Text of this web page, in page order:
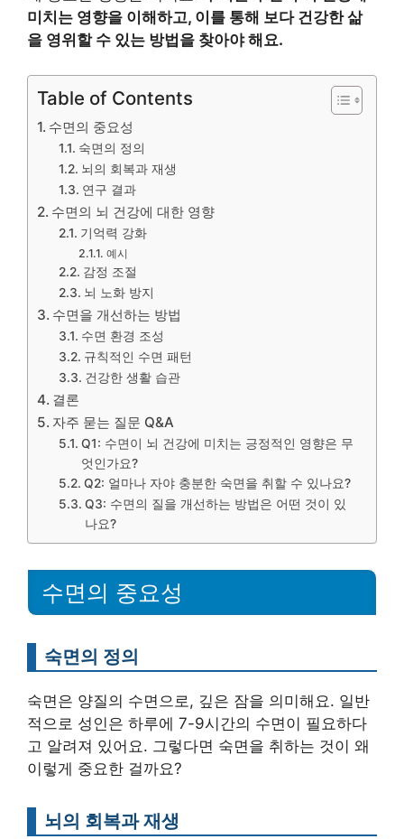
미치는 영향을 이해하고, 이를 통해 보다 건강한 삶
을 영위할 수 있는 방법을 찾아야 해요.
Table of Contents
수면의 중요성
숙면의 정의
뇌의 회복과 재생
연구 결과
수면의 뇌 건강에 대한 영향
기억력 강화
예시
감정 조절
뇌 노화 방지
수면을 개선하는 방법
수면 환경 조성
규칙적인 수면 패턴
건강한 생활 습관
결론
자주 묻는 질문 Q&A
Q1: 수면이 뇌 건강에 미치는 긍정적인 영향은 무
엇인가요?
Q2: 얼마나 자야 충분한 숙면을 취할 수 있나요?
Q3: 수면의 질을 개선하는 방법은 어떤 것이 있
나요?
수면의 중요성
숙면의 정의
숙면은 양질의 수면으로, 깊은 잠을 의미해요. 일반
적으로 성인은 하루에 7-9시간의 수면이 필요하다
고 알려져 있어요. 그렇다면 숙면을 취하는 것이 왜
이렇게 중요한 걸까요?
뇌의 회복과 재생